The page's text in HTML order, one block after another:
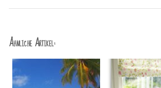
Ähnliche Artikel: